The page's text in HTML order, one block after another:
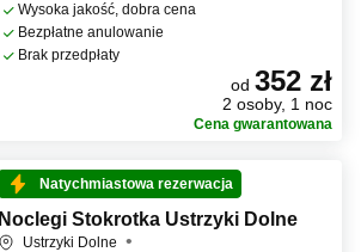
Wysoka jakość, dobra cena
Bezpłatne anulowanie
Brak przedpłaty
od 352 zł
2 osoby, 1 noc
Cena gwarantowana
Natychmiastowa rezerwacja
Noclegi Stokrotka Ustrzyki Dolne
Ustrzyki Dolne